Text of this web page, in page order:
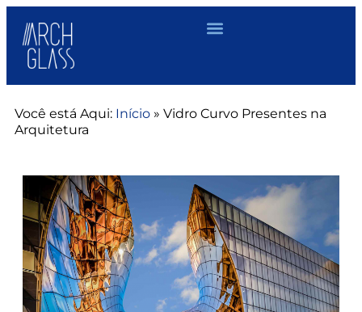
Você está Aqui: Início » Vidro Curvo Presentes na
Arquitetura